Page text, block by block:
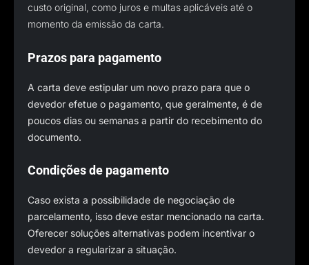
custo original, como juros e multas aplicáveis até o
momento da emissão da carta.
Prazos para pagamento
A carta deve estipular um novo prazo para que o
devedor efetue o pagamento, que geralmente, é de
poucos dias ou semanas a partir do recebimento do
documento.
Condições de pagamento
Caso exista a possibilidade de negociação de
parcelamento, isso deve estar mencionado na carta.
Oferecer soluções alternativas podem incentivar o
devedor a regularizar a situação.